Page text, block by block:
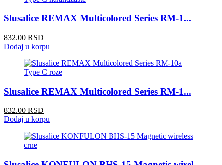
Slusalice REMAX Multicolored Series RM-1...
832.00 RSD
Dodaj u korpu
Slusalice REMAX Multicolored Series RM-1...
832.00 RSD
Dodaj u korpu